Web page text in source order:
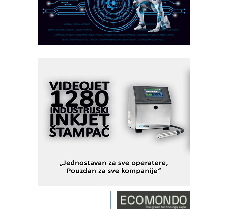
Fleksibilno stezanje i brzo
podešavanje u proizvodnji prototipova
KIP KOP – napredna rešenja za
savremene industrijske i logističke
objekte
rešenjima
IBeRTIM - oprema za ispitivanje
kontrole kvaliteta
STAUFF – Komponente koje
povećavaju pouzdanost hidrauličkih
sistema
pouzdanost u transferu fluida
rešenja za filtraciju u hidrauličkim i
procesnim sistemima